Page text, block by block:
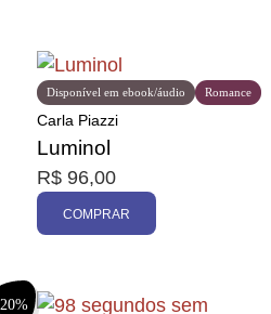
Disponível em ebook/áudio Romance
Carla Piazzi
Luminol
R$ 96,00
COMPRAR
20%